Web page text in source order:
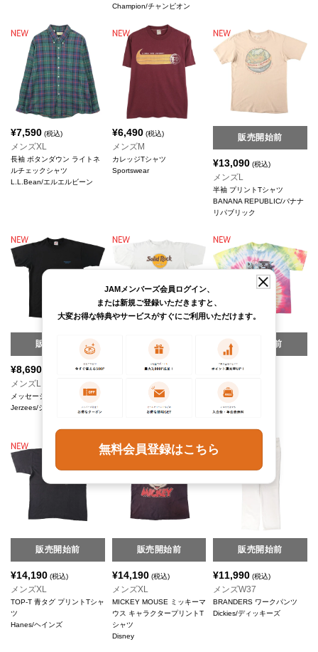
Champion/チャンピオン
¥7,590 (税込)
メンズXL
長袖 ボタンダウン ライトネ
ルチェックシャツ
L.L.Bean/エルエルビーン
¥6,490(税込)
メンズM
カレッジTシャツ
Sportswear
販売開始前
¥13,090 (税込)
メンズL
半袖 プリントTシャツ
BANANA REPUBLIC/バナナ
リパブリック
販売開始前
¥8,690
メンズL
メッセージプリントTシャツ
Jerzees/ジャージーズ
販売開始前
14,190(税込)
JESUS CHRIST イエスキリ
スト プリントTシャツ
販売開始前
¥16,390
プリントTシャツ
BELTON
販売開始前
¥14,190 (税込)
メンズXL
TOP-T 青タグ プリントTシャ
ツ
Hanes/ヘインズ
販売開始前
¥14,190(税込)
メンズXL
MICKEY MOUSE ミッキーマ
ウス キャラクタープリントT
シャツ
Disney
販売開始前
¥11,990 (税込)
メンズW37
BRANDERS ワークパンツ
Dickies/ディッキーズ
JAMメンバーズ会員ログイン、
または新規ご登録いただきますと、
大変お得な特典やサービスがすぐにご利用いただけます。
無料会員登録はこちら